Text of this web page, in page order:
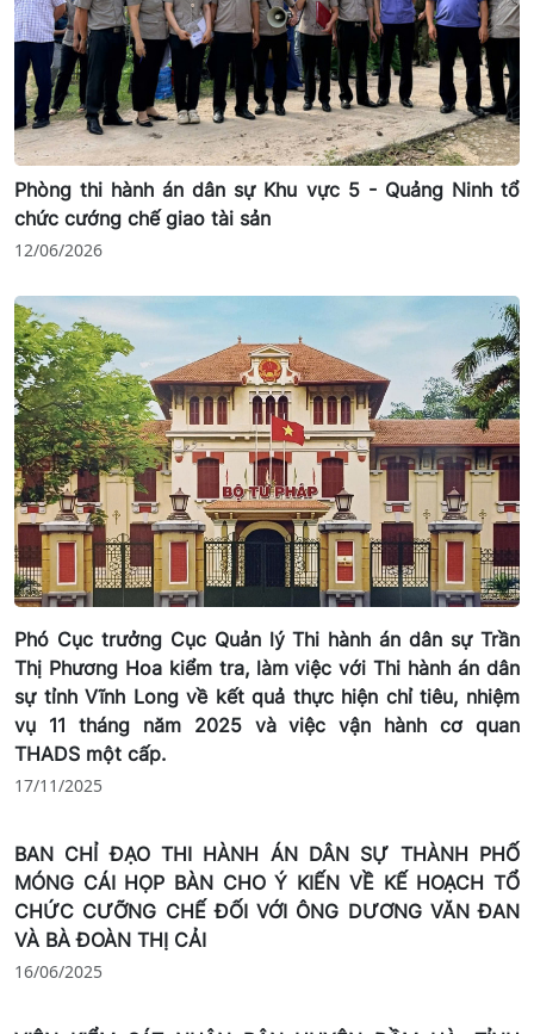
Phòng thi hành án dân sự Khu vực 5 - Quảng Ninh tổ
chức cướng chế giao tài sản
12/06/2026
Phó Cục trưởng Cục Quản lý Thi hành án dân sự Trần
Thị Phương Hoa kiểm tra, làm việc với Thi hành án dân
sự tỉnh Vĩnh Long về kết quả thực hiện chỉ tiêu, nhiệm
vụ 11 tháng năm 2025 và việc vận hành cơ quan
THADS một cấp.
17/11/2025
BAN CHỈ ĐẠO THI HÀNH ÁN DÂN SỰ THÀNH PHỐ
MÓNG CÁI HỌP BÀN CHO Ý KIẾN VỀ KẾ HOẠCH TỔ
CHỨC CƯỠNG CHẾ ĐỐI VỚI ÔNG DƯƠNG VĂN ĐAN
VÀ BÀ ĐOÀN THỊ CẢI
16/06/2025